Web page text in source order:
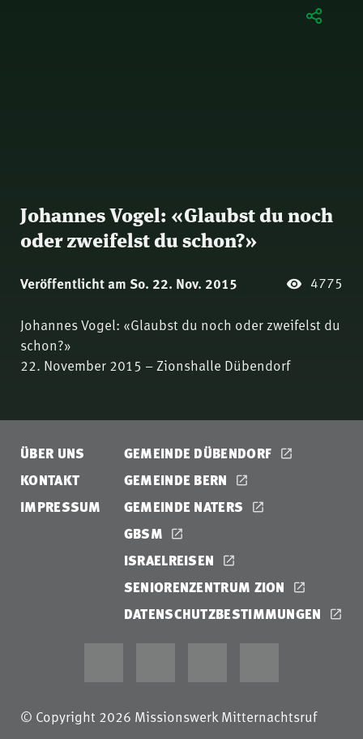
Johannes Vogel: «Glaubst du noch
oder zweifelst du schon?»
Veröffentlicht am So. 22. Nov. 2015 4775
Johannes Vogel: «Glaubst du noch oder zweifelst du
schon?»
22. November 2015 – Zionshalle Dübendorf
ÜBER UNS
KONTAKT
IMPRESSUM
GEMEINDE DÜBENDORF
GEMEINDE BERN
GEMEINDE NATERS
GBSM
ISRAELREISEN
SENIORENZENTRUM ZION
DATENSCHUTZBESTIMMUNGEN
© Copyright 2026 Missionswerk Mitternachtsruf